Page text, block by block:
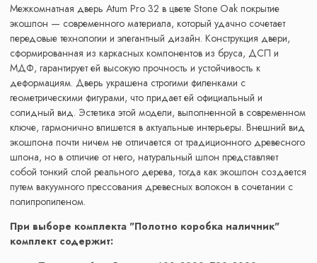
Межкомнатная дверь Atum Pro 32 в цвете Stone Oak покрытие
экошпон — современного материала, который удачно сочетает
передовые технологии и элегантный дизайн. Конструкция двери,
сформированная из каркасных компонентов из бруса, ДСП и
МДФ, гарантирует ей высокую прочность и устойчивость к
деформациям. Дверь украшена строгими филенками с
геометрическими фигурами, что придает ей официальный и
солидный вид. Эстетика этой модели, выполненной в современном
ключе, гармонично впишется в актуальные интерьеры. Внешний вид
экошпона почти ничем не отличается от традиционного древесного
шпона, но в отличие от него, натуральный шпон представляет
собой тонкий слой реального дерева, тогда как экошпон создается
путем вакуумного прессования древесных волокон в сочетании с
полипропиленом.
При выборе комплекта "Полотно коробка наличник"
комплект содержит: